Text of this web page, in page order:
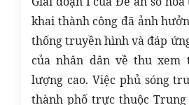
khai thành công đã ảnh
thống truyền hình và đáp
của nhân dân về thu xem
lượng cao. Việc phủ sóng
thành phố trực thuộc